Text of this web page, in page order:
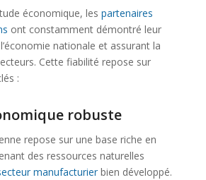
économique, les partenaires
ont constamment démontré leur
nationale et assurant la
Cette fiabilité repose sur
:
robuste
repose sur une base riche en
des ressources naturelles
manufacturierbien développé.